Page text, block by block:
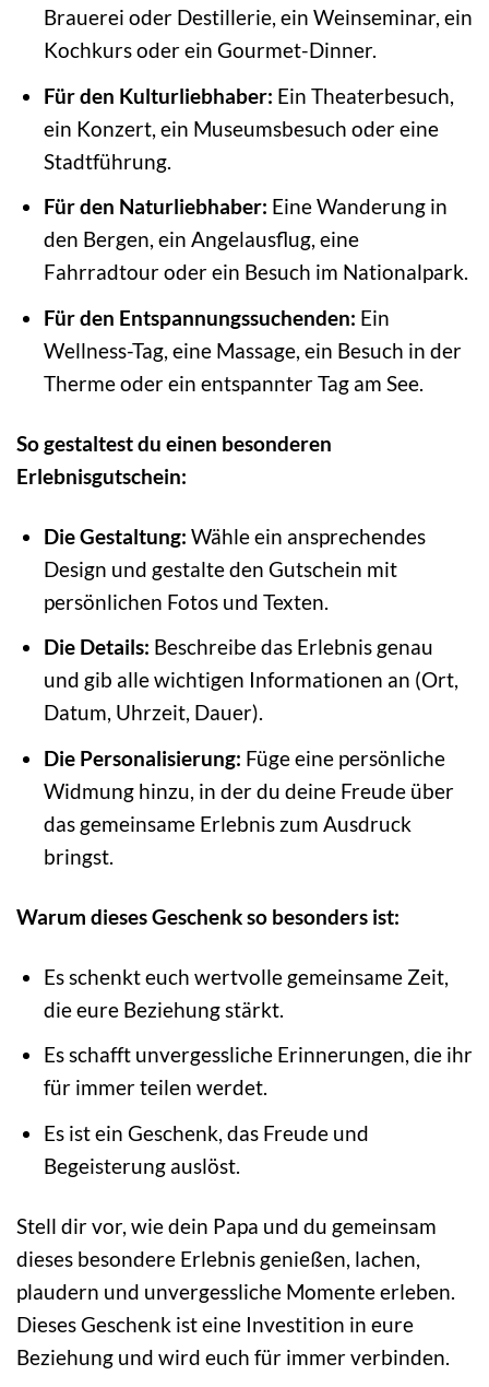
Brauerei oder Destillerie, ein Weinseminar, ein
Kochkurs oder ein Gourmet-Dinner.
Für den Kulturliebhaber: Ein Theaterbesuch,
ein Konzert, ein Museumsbesuch oder eine
Stadtführung.
Für den Naturliebhaber: Eine Wanderung in
den Bergen, ein Angelausflug, eine
Fahrradtour oder ein Besuch im Nationalpark.
Für den Entspannungssuchenden: Ein
Wellness-Tag, eine Massage, ein Besuch in der
Therme oder ein entspannter Tag am See.
So gestaltest du einen besonderen
Erlebnisgutschein:
Die Gestaltung: Wähle ein ansprechendes
Design und gestalte den Gutschein mit
persönlichen Fotos und Texten.
Die Details: Beschreibe das Erlebnis genau
und gib alle wichtigen Informationen an (Ort,
Datum, Uhrzeit, Dauer).
Die Personalisierung: Füge eine persönliche
Widmung hinzu, in der du deine Freude über
das gemeinsame Erlebnis zum Ausdruck
bringst.
Warum dieses Geschenk so besonders ist:
Es schenkt euch wertvolle gemeinsame Zeit,
die eure Beziehung stärkt.
Es schafft unvergessliche Erinnerungen, die ihr
für immer teilen werdet.
Es ist ein Geschenk, das Freude und
Begeisterung auslöst.
Stell dir vor, wie dein Papa und du gemeinsam
dieses besondere Erlebnis genießen, lachen,
plaudern und unvergessliche Momente erleben.
Dieses Geschenk ist eine Investition in eure
Beziehung und wird euch für immer verbinden.